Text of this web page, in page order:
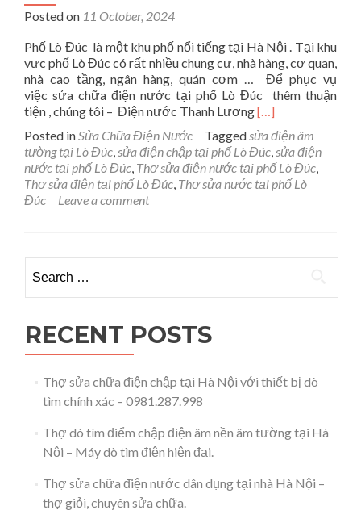
Posted on 11 October, 2024
Phố Lò Đúc là một khu phố nổi tiếng tại Hà Nội . Tại khu
vực phố Lò Đúc có rất nhiều chung cư, nhà hàng, cơ quan,
nhà cao tầng, ngân hàng, quán cơm … Để phục vụ
việc sửa chữa điện nước tại phố Lò Đúc thêm thuận
tiện , chúng tôi – Điện nước Thanh LươngRead
more
about
Thợ
sửa
điện
Lò
[…]
Posted inSửa Chữa Điện Nước Taggedsửa điện âm
tường tại Lò Đúc,sửa điện chập tại phố Lò Đúc,sửa điện
nước tại phố Lò Đúc, Thợ sửa điện nước tại phố Lò Đúc,
Thợ sửa điện tại phố Lò Đúc, Thợ sửa nước tại phố Lò
Đúc
Leave a comment
RECENT POSTS
Thợ sửa chữa điện chập tại Hà Nội với thiết bị dò
tìm chính xác – 0981.287.998
Thợ dò tìm điểm chập điện âm nền âm tường tại Hà
Nội – Máy dò tìm điện hiện đại.
Thợ sửa chữa điện nước dân dụng tại nhà Hà Nội –
thợ giỏi, chuyên sửa chữa.